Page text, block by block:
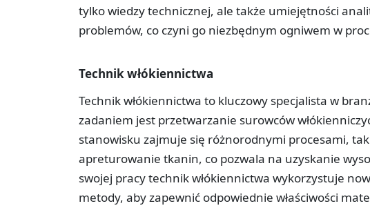
tylko wiedzy technicznej, ale także umiejętności
problemów, co czyni go niezbędnym ogniwem w
Technik włókiennictwa
Technik włókiennictwa to kluczowy specjalista w
zadaniem jest przetwarzanie surowców
stanowisku zajmuje się różnorodnymi procesami,
apreturowanie tkanin, co pozwala na uzyskanie
swojej pracy technik włókiennictwa wykorzystuje
metody, aby zapewnić odpowiednie właściwości